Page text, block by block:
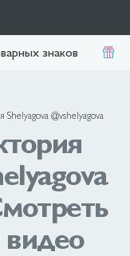
знаков
Shelyagova @vshelyagova
видео